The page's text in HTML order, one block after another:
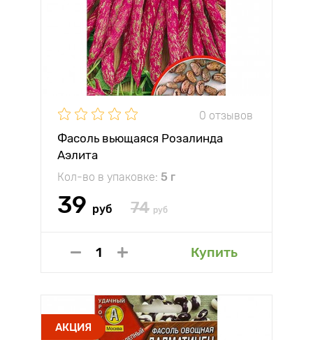
0 отзывов
Фасоль вьющаяся Розалинда
Аэлита
Кол-во в упаковке: 5 г
39 руб 74 руб
Купить
АКЦИЯ